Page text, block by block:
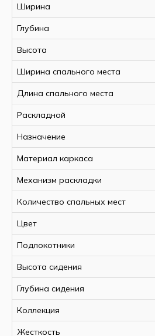
Ширина
Глубина
Высота
Ширина спального места
Длина спального места
Раскладной
Назначение
Материал каркаса
Механизм раскладки
Количество спальных мест
Цвет
Подлокотники
Высота сидения
Глубина сидения
Коллекция
Жесткость